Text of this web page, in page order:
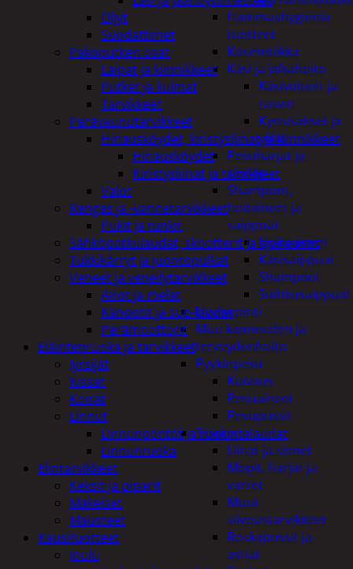
Hammashygienia
tuotteet
Kosmetiikka
Käsi ja jalkahoito
Käsivoiteet ja
rasvat
Kynsisakset ja
viilat
Pesuharjat ja -
sienet
Shampoot,
hoitaineet ja
saippuat
Hoitoaineet
Käsisaippuat
Shampoot
Suihkusaippuat
Hyvinvointi
Muu kauneuden ja
terveydenhoito
Pyykinpesu
Kuivaus
Pesuaineet
Pesupussit
Siivous
Liinat ja sienet
Mopit, harjat ja
varret
Muut
siivoustarvikkeet
Roskapussit ja -
astiat
Öljyt
Suodattimet
Pakoputken osat
Laipat ja kiinnikkeet
Putket ja kulmat
Tarvikkeet
Perävaunutarvikkeet
Hinausköydet, kiristysliinat ja kiinnikkeet
Hinausköydet
Kiristysliinat ja tarvikkeet
Valot
Rengas ja -vannetarvikkeet
Pukit ja tunkit
Sähköpotkulaudat, skootterit ja ajoneuvot
Tukkikärryt ja juontopulkat
Veneet ja veneilytarvikkeet
Airot ja melat
Kanootit ja sup-laudat
Perämoottorit
Eläintenruoka ja tarvikkeet
Jyrsijät
Kissat
Koirat
Linnut
Linnunpöntöt ja ruokintalaudat
Linnunruoka
Elintarvikkeet
Keksit ja piparit
Makeiset
Mausteet
Kausituotteet
Joulu